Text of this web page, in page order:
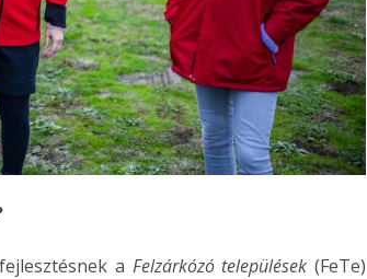
a Felzárkózó települések (FeTe)